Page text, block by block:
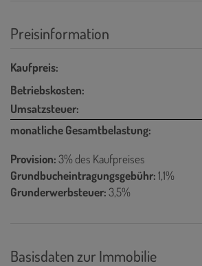
Preisinformation
Kaufpreis:
Betriebskosten:
Umsatzsteuer:
monatliche Gesamtbelastung:
Provision:3% des Kaufpreises
Grundbucheintragungsgebühr:1,1%
Grunderwerbsteuer:3,5%
Basisdaten zur Immobilie